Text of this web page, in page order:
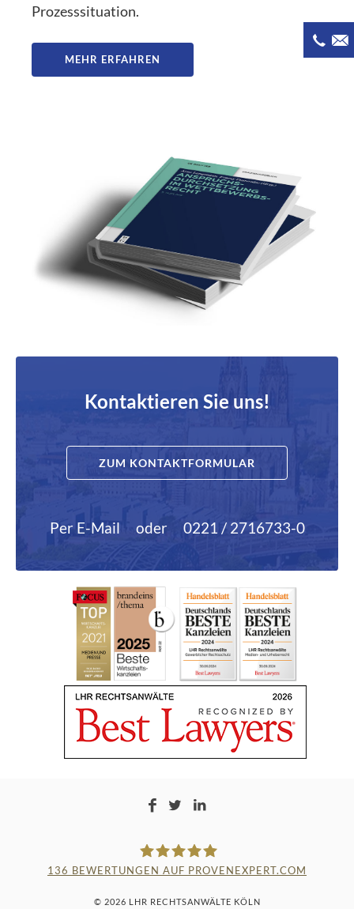
Prozesssituation.
MEHR ERFAHREN
Kontaktieren Sie uns!
ZUM KONTAKTFORMULAR
Per E-Mail oder 0221 / 2716733-0
LAMPMANN, HABERKAMM &
136 BEWERTUNGEN AUF PROVENEXPERT.COM
© 2026 LHR RECHTSANWÄLTE KÖLN